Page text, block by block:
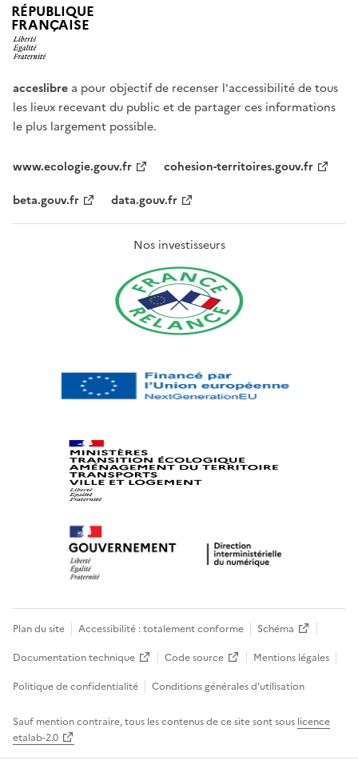
RÉPUBLIQUE
FRANÇAISE
acceslibre a pour objectif de recenser l'accessibilité de tous
les lieux recevant du public et de partager ces informations
le plus largement possible.
www.ecologie.gouv.fr
cohesion-territoires.gouv.fr
beta.gouv.fr
data.gouv.fr
Nos investisseurs
Plan du site Accessibilité : totalement conforme
Schéma
Documentation technique
Code source
Mentions légales
Politique de confidentialité
Conditions générales d’utilisation
Sauf mention contraire, tous les contenus de ce site sont sous licence
etalab-2.0